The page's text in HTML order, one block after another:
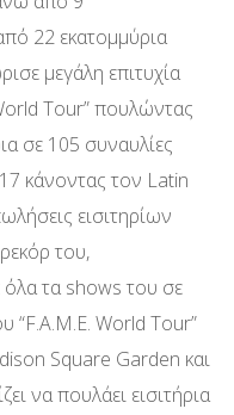
22 εκατομμύρια
μεγάλη επιτυχία
Tour” πουλώντας
σε 105 συναυλίες
κάνοντας τον Latin
εισιτηρίων
του,
τα shows του σε
“F.A.M.E. World Tour”
Square Garden και
να πουλάει εισιτήρια